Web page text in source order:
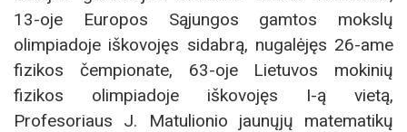
13-oje Europos Sąjungos gamtos mokslų
olimpiadoje iškovojęs sidabrą, nugalėjęs 26-ame
fizikos čempionate, 63-oje Lietuvos mokinių
fizikos olimpiadoje iškovojęs I-ą vietą,
Profesoriaus J. Matulionio jaunųjų matematikų